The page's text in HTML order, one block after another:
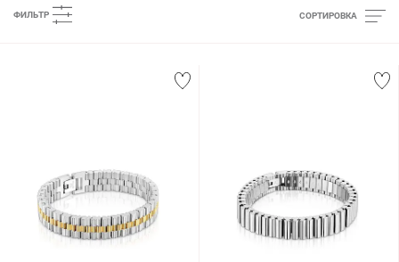
СОРТИРОВКА
ФИЛЬТР